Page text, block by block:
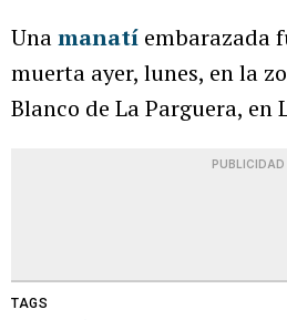
Unamanatí embarazada
muerta ayer, lunes, en la
Blanco de La Parguera, en
PUBLICIDAD
TAGS